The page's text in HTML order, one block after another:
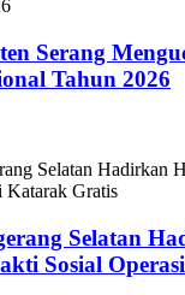
Serang
Tahun 2026
Selatan
Sosial